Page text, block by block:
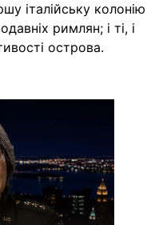
італійську колонію
римлян; і ті, і
острова.